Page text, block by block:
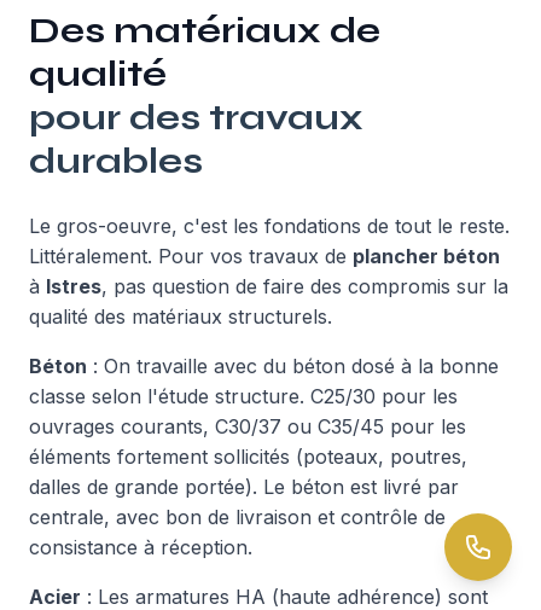
Des matériaux de
qualité
pour des travaux
durables
Le gros-oeuvre, c'est les fondations de tout le reste.
Littéralement. Pour vos travaux de plancher béton
à Istres, pas question de faire des compromis sur la
qualité des matériaux structurels.
Béton : On travaille avec du béton dosé à la bonne
classe selon l'étude structure. C25/30 pour les
ouvrages courants, C30/37 ou C35/45 pour les
éléments fortement sollicités (poteaux, poutres,
dalles de grande portée). Le béton est livré par
centrale, avec bon de livraison et contrôle de
consistance à réception.
Acier : Les armatures HA (haute adhérence) sont